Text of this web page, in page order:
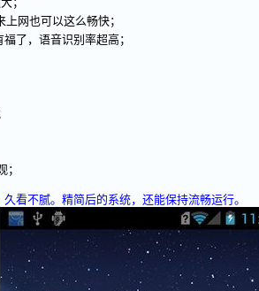
网也可以这么畅快；
了，语音识别率超高；
看不腻。精简后的系统，还能保持流畅运行。